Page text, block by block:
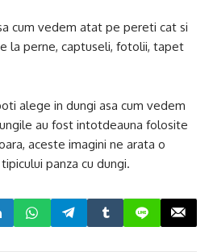
cum vedem atat pe pereti cat si
la perne, captuseli, fotolii, tapet
alege in dungi asa cum vedem
au fost intotdeauna folosite
aceste imagini ne arata o
panza cu dungi.